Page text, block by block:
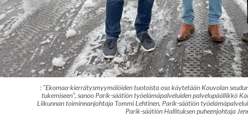
: ”Ekomaa-kierrätysmyymälöiden tuotoista osa käytetään Kouvolan
tukemiseen”, sanoo Parik-säätiön työelämäpalveluiden palvelupäällikkö
Liikunnan toiminnanjohtaja Tommi Lehtinen, Parik-säätiön
Parik-säätiön Hallituksen puheenjohtaja